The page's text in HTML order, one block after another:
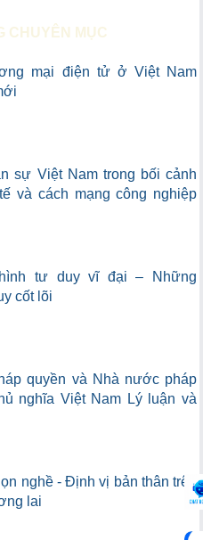
CHUYÊN MỤC
mại điện tử ở Việt Nam
sự Việt Nam trong bối cảnh
và cách mạng công nghiệp
tư duy vĩ đại – Những
cốt lõi
quyền và Nhà nước pháp
nghĩa Việt Nam Lý luận và
nghề - Định vị bản thân trên
lai